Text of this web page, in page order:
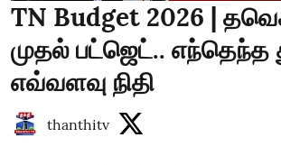
TN Budget 2026 |
முதல் பட்ஜெட்.. எந்தெந்த
எவ்வளவு நிதி
thanthitv